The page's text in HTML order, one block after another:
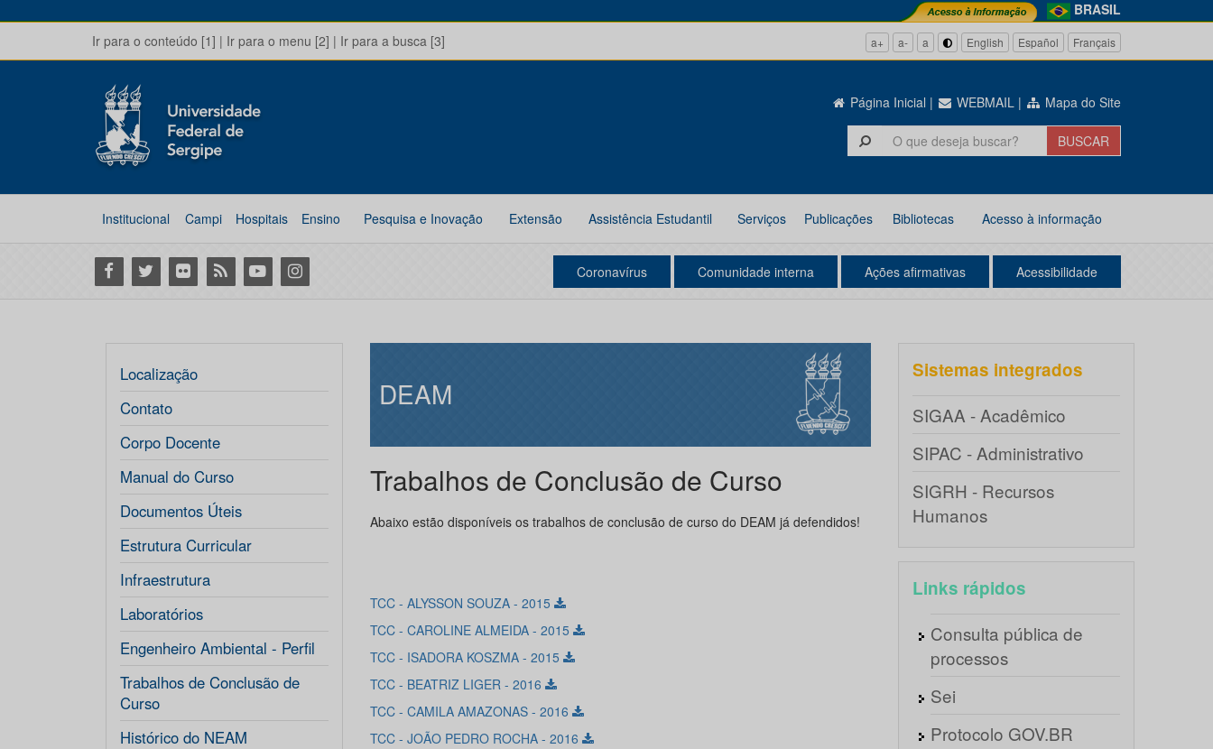
BRASIL
Ir para o conteúdo [1] | Ir para o menu [2] | Ir para a busca [3] a+ a- a English Español Français
Página Inicial | WEBMAIL | Mapa do Site
Institucional Campi Hospitais Ensino Pesquisa e Inovação Extensão Assistência Estudantil Serviços Publicações Bibliotecas Acesso à informação
Facebook
Twitter Flickr RSS YoutubeInstagram Coronavírus Comunidade interna Ações afirmativas Acessibilidade
Localização
Contato
Corpo Docente
Manual do Curso
Documentos Úteis
Estrutura Curricular
Infraestrutura
Laboratórios
Engenheiro Ambiental - Perfil
Trabalhos de Conclusão de
Curso
Histórico do NEAM
DEAM
Trabalhos de Conclusão de Curso
Abaixo estão disponíveis os trabalhos de conclusão de curso do DEAM já defendidos!
TCC - ALYSSON SOUZA - 2015
TCC - CAROLINE ALMEIDA - 2015
TCC - ISADORA KOSZMA - 2015
TCC - BEATRIZ LIGER - 2016
TCC - CAMILA AMAZONAS - 2016
TCC - JOÃO PEDRO ROCHA - 2016
Sistemas integrados
SIGAA - Acadêmico
SIPAC - Administrativo
SIGRH - Recursos
Humanos
Links rápidos
Consulta pública de
processos
Sei
Protocolo GOV.BR